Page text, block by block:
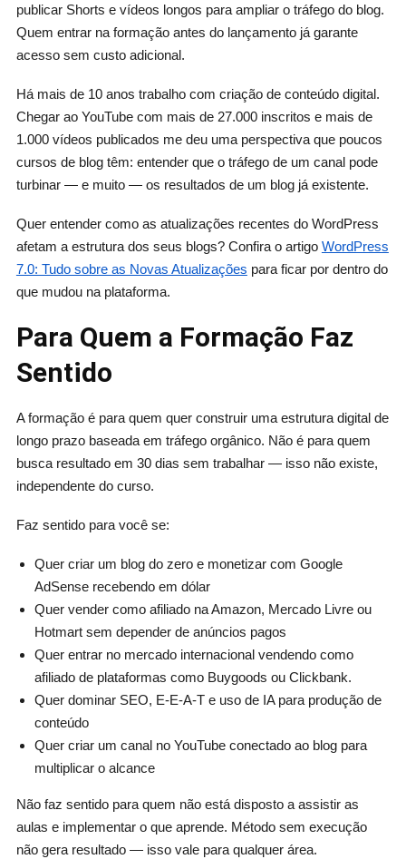
publicar Shorts e vídeos longos para ampliar o tráfego do blog.
Quem entrar na formação antes do lançamento já garante
acesso sem custo adicional.
Há mais de 10 anos trabalho com criação de conteúdo digital.
Chegar ao YouTube com mais de 27.000 inscritos e mais de
1.000 vídeos publicados me deu uma perspectiva que poucos
cursos de blog têm: entender que o tráfego de um canal pode
turbinar — e muito — os resultados de um blog já existente.
Quer entender como as atualizações recentes do WordPress
afetam a estrutura dos seus blogs? Confira o artigo WordPress
7.0: Tudo sobre as Novas Atualizações para ficar por dentro do
que mudou na plataforma.
Para Quem a Formação Faz
Sentido
A formação é para quem quer construir uma estrutura digital de
longo prazo baseada em tráfego orgânico. Não é para quem
busca resultado em 30 dias sem trabalhar — isso não existe,
independente do curso.
Faz sentido para você se:
Quer criar um blog do zero e monetizar com Google
AdSense recebendo em dólar
Quer vender como afiliado na Amazon, Mercado Livre ou
Hotmart sem depender de anúncios pagos
Quer entrar no mercado internacional vendendo como
afiliado de plataformas como Buygoods ou Clickbank.
Quer dominar SEO, E-E-A-T e uso de IA para produção de
conteúdo
Quer criar um canal no YouTube conectado ao blog para
multiplicar o alcance
Não faz sentido para quem não está disposto a assistir as
aulas e implementar o que aprende. Método sem execução
não gera resultado — isso vale para qualquer área.